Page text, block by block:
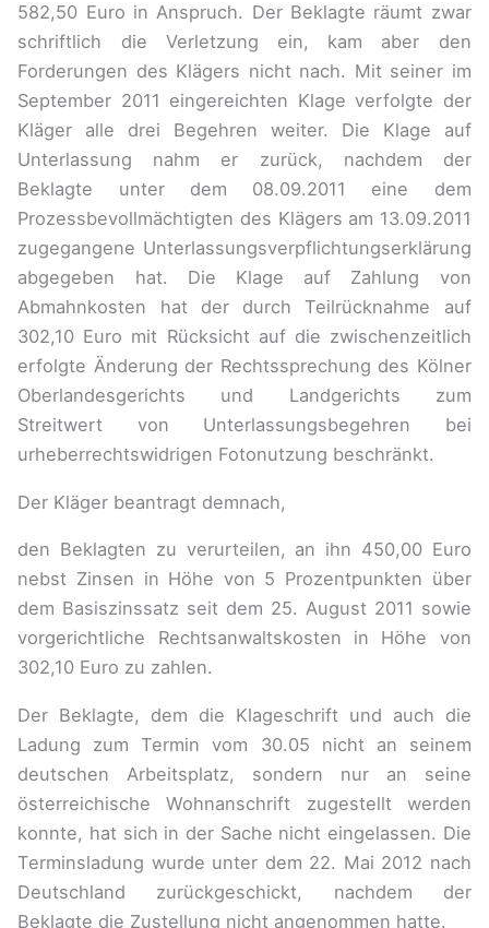
582,50 Euro in Anspruch. Der Beklagte räumt zwar
schriftlich die Verletzung ein, kam aber den
Forderungen des Klägers nicht nach. Mit seiner im
September 2011 eingereichten Klage verfolgte der
Kläger alle drei Begehren weiter. Die Klage auf
Unterlassung nahm er zurück, nachdem der
Beklagte unter dem 08.09.2011 eine dem
Prozessbevollmächtigten des Klägers am 13.09.2011
zugegangene Unterlassungsverpflichtungserklärung
abgegeben hat. Die Klage auf Zahlung von
Abmahnkosten hat der durch Teilrücknahme auf
302,10 Euro mit Rücksicht auf die zwischenzeitlich
erfolgte Änderung der Rechtssprechung des Kölner
Oberlandesgerichts und Landgerichts zum
Streitwert von Unterlassungsbegehren bei
urheberrechtswidrigen Fotonutzung beschränkt.
Der Kläger beantragt demnach,
den Beklagten zu verurteilen, an ihn 450,00 Euro
nebst Zinsen in Höhe von 5 Prozentpunkten über
dem Basiszinssatz seit dem 25. August 2011 sowie
vorgerichtliche Rechtsanwaltskosten in Höhe von
302,10 Euro zu zahlen.
Der Beklagte, dem die Klageschrift und auch die
Ladung zum Termin vom 30.05 nicht an seinem
deutschen Arbeitsplatz, sondern nur an seine
österreichische Wohnanschrift zugestellt werden
konnte, hat sich in der Sache nicht eingelassen. Die
Terminsladung wurde unter dem 22. Mai 2012 nach
Deutschland zurückgeschickt, nachdem der
Beklagte die Zustellung nicht angenommen hatte.